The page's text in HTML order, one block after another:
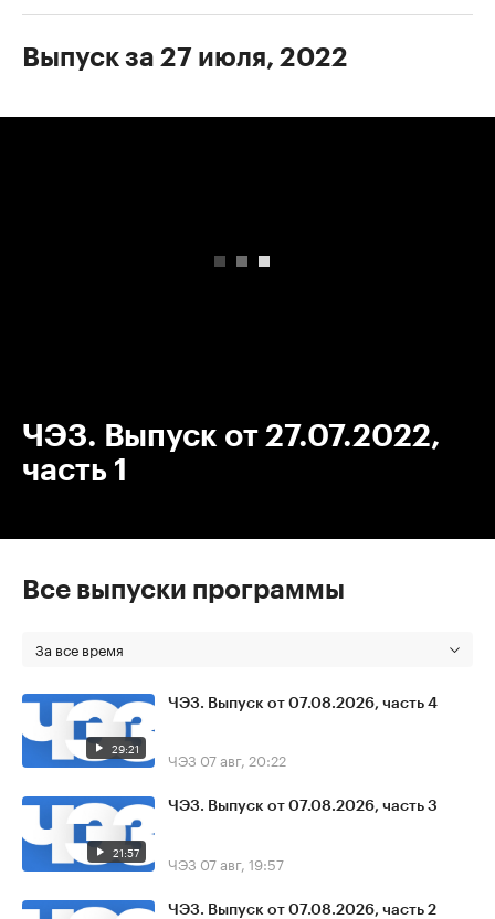
Выпуск за 27 июля, 2022
ЧЭЗ. Выпуск от 27.07.2022,
часть 1
Все выпуски программы
За все время
29:21
ЧЭЗ. Выпуск от 07.08.2026, часть 4
ЧЭЗ 07 авг, 20:22
21:57
ЧЭЗ. Выпуск от 07.08.2026, часть 3
ЧЭЗ 07 авг, 19:57
ЧЭЗ. Выпуск от 07.08.2026, часть 2